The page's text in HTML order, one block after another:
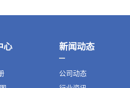
心 新闻动态
公司动态